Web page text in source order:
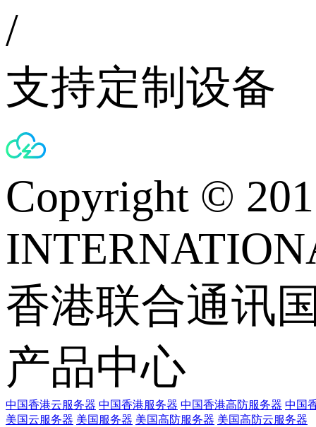
/
支持定制设备
Copyright ©
香港联合通讯
产品中心
中国香港云服务器 中国香港服务器 中国香港高防服务器 中国
美国云服务器 美国服务器 美国高防服务器 美国高防云服务器